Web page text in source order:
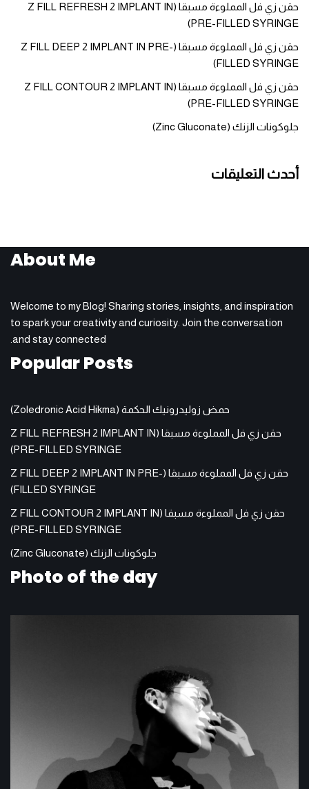
حقن زي فل المملوءة مسبقا (Z FILL REFRESH 2 IMPLANT IN
PRE-FILLED SYRINGE)
حقن زي فل المملوءة مسبقا (Z FILL DEEP 2 IMPLANT IN PRE-
FILLED SYRINGE)
حقن زي فل المملوءة مسبقا (Z FILL CONTOUR 2 IMPLANT IN
PRE-FILLED SYRINGE)
جلوكونات الزنك (Zinc Gluconate)
أحدث التعليقات
About Me
Welcome to my Blog! Sharing stories, insights, and inspiration
to spark your creativity and curiosity. Join the conversation
and stay connected.
Popular Posts
حمض زوليدرونيك الحكمة (Zoledronic Acid Hikma)
حقن زي فل المملوءة مسبقا (Z FILL REFRESH 2 IMPLANT IN
PRE-FILLED SYRINGE)
حقن زي فل المملوءة مسبقا (Z FILL DEEP 2 IMPLANT IN PRE-
FILLED SYRINGE)
حقن زي فل المملوءة مسبقا (Z FILL CONTOUR 2 IMPLANT IN
PRE-FILLED SYRINGE)
جلوكونات الزنك (Zinc Gluconate)
Photo of the day